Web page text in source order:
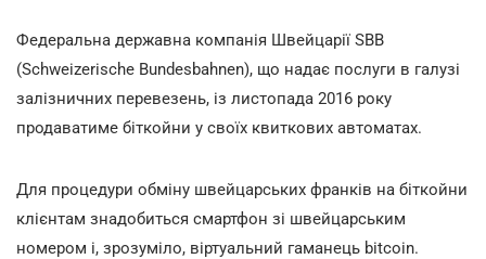
Федеральна державна компанія Швейцарії SBB
(Schweizerische Bundesbahnen), що надає послуги в галузі
залізничних перевезень, із листопада 2016 року
продаватиме біткойни у своїх квиткових автоматах.
Для процедури обміну швейцарських франків на біткойни
клієнтам знадобиться смартфон зі швейцарським
номером і, зрозуміло, віртуальний гаманець bitcoin.